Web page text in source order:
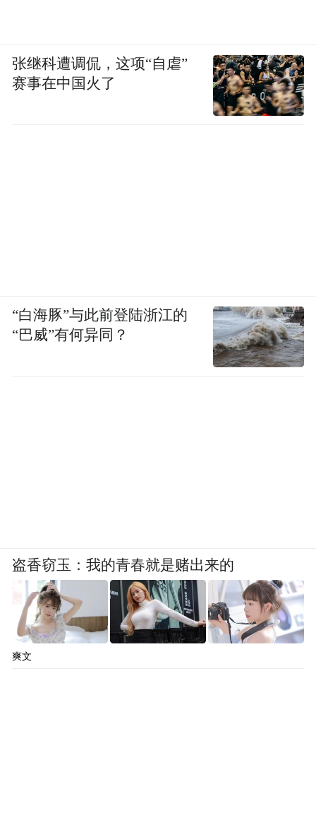
张继科遭调侃，这项“自虐”
赛事在中国火了
“白海豚”与此前登陆浙江的
“巴威”有何异同？
盗香窃玉：我的青春就是赌出来的
爽文